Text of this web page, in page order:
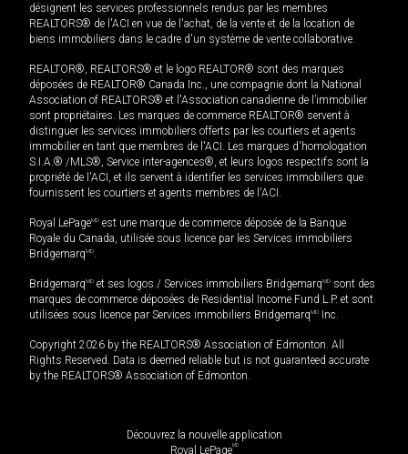
désignent les services professionnels rendus par les membres
REALTORS® de l'ACI en vue de l'achat, de la vente et de la location de
biens immobiliers dans le cadre d'un système de vente collaborative.
REALTOR®, REALTORS® et le logo REALTOR® sont des marques
déposées de REALTOR® Canada Inc., une compagnie dont la National
Association of REALTORS® et l'Association canadienne de l’immobilier
sont propriétaires. Les marques de commerce REALTOR® servent à
distinguer les services immobiliers offerts par les courtiers et agents
immobilier en tant que membres de l'ACI. Les marques d'homologation
S.I.A.® /MLS®, Service inter-agences®, et leurs logos respectifs sont la
propriété de l'ACI, et ils servent à identifier les services immobiliers que
fournissent les courtiers et agents membres de l'ACI.
Royal LePageMD est une marque de commerce déposée de la Banque
Royale du Canada, utilisée sous licence par les Services immobiliers
BridgemarqMD.
BridgemarqMD et ses logos / Services immobiliers BridgemarqMD sont des
marques de commerce déposées de Residential Income Fund L.P. et sont
utilisées sous licence par Services immobiliers BridgemarqMD Inc.
Copyright 2026 by the REALTORS® Association of Edmonton. All
Rights Reserved. Data is deemed reliable but is not guaranteed accurate
by the REALTORS® Association of Edmonton.
Découvrez la nouvelle application
Royal LePageMD